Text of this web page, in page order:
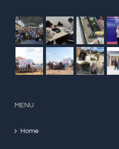
MENU
Home